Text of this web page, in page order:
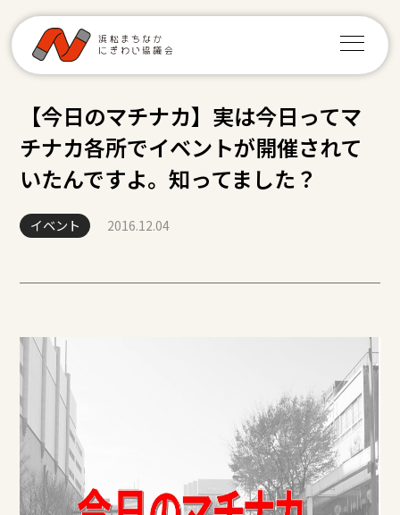
【今日のマチナカ】実は今日ってマ
チナカ各所でイベントが開催されて
いたんですよ。知ってました？
イベント 2016.12.04